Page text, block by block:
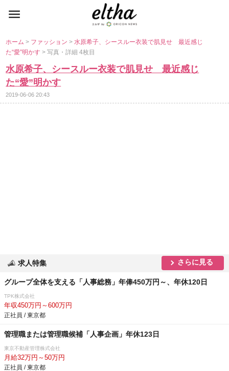
ホーム> ファッション>水原希子、シースルー衣装で肌見せ 最近感じ
た“愛”明かす> 写真・詳細 4枚目
水原希子、シースルー衣装で肌見せ 最近感じ
た“愛”明かす
2019-06-06 20:43
求人特集 さらに見る
グループ全体を支える「人事総務」年俸450万円～、年休120日
TPK株式会社
年収450万円～600万円
正社員 / 東京都
管理職または管理職候補「人事企画」年休123日
東京不動産管理株式会社
月給32万円～50万円
正社員 / 東京都